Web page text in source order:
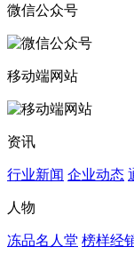
微信公众号
移动端网站
资讯
行业新闻 企业动态
人物
冻品名人堂 榜样经